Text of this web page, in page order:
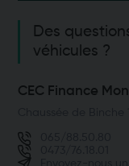
Des
véhicules ?
CEC Finance